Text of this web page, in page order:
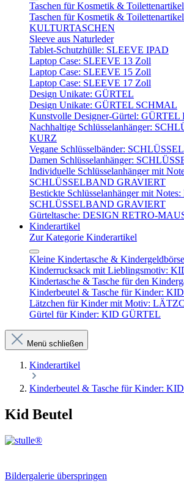
Taschen für Kosmetik &
Taschen für Kosmetik &
KULTURTASCHEN
Sleeve aus Naturleder
Tablet-Schutzhülle: SLEEVE IPAD
Laptop Case: SLEEVE 13 Zoll
Laptop Case: SLEEVE 15 Zoll
Laptop Case: SLEEVE 17 Zoll
Design Unikate: GÜRTEL
Design Unikate: GÜRTEL SCHMAL
Kunstvolle Designer-Gürtel:
Nachhaltige Schlüsselanhänger:
KURZ
Vegane Schlüsselbänder:
Damen Schlüsselanhänger:
Individuelle Schlüsselanhänger mit
SCHLÜSSELBAND GRAVIERT
Bestickte Schlüsselanhänger mit
SCHLÜSSELBAND GRAVIERT
Gürteltasche: DESIGN RETRO-
Kinderartikel
Zur Kategorie Kinderartikel
Kleine Kindertasche &
Kinderrucksack mit Lieblingsmotiv:
Kindertasche & Tasche für den
Kinderbeutel & Tasche für Kinder:
Lätzchen für Kinder mit Motiv:
Gürtel für Kinder: KID GÜRTEL
Menü schließen
Kinderartikel
Kinderbeutel & Tasche für Kinder:
Kid Beutel
Bildergalerie überspringen